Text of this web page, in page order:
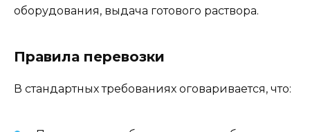
оборудования, выдача готового раствора.
Правила перевозки
В стандартных требованиях оговаривается, что: